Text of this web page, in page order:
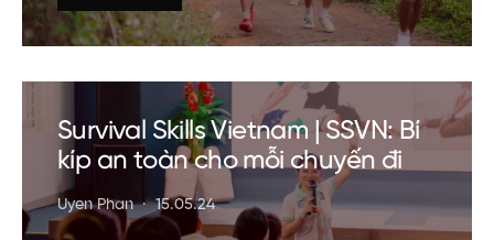
Survival Skills Vietnam | SSVN: Bí
kíp an toàn cho mỗi chuyến đi
Uyen Phan 15.05.24